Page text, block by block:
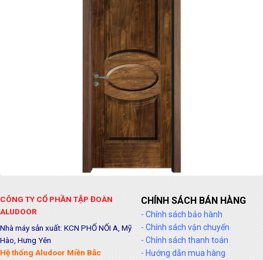
CÔNG TY CỔ PHẦN TẬP ĐOÀN
ALUDOOR
Nhà máy sản xuất: KCN PHỐ NỐI A, Mỹ
Hào, Hưng Yên
Hệ thống Aludoor Miền Bắc
CHÍNH SÁCH BÁN HÀNG
- Chính sách bảo hành
- Chính sách vận chuyển
- Chính sách thanh toán
- Hướng dẫn mua hàng